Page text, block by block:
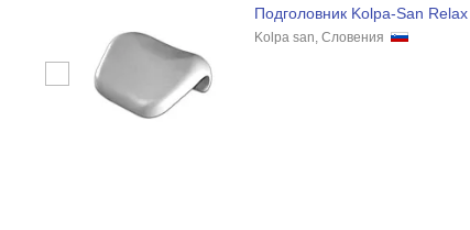
Подголовник Kolpa-San Relax
Kolpa san, Словения